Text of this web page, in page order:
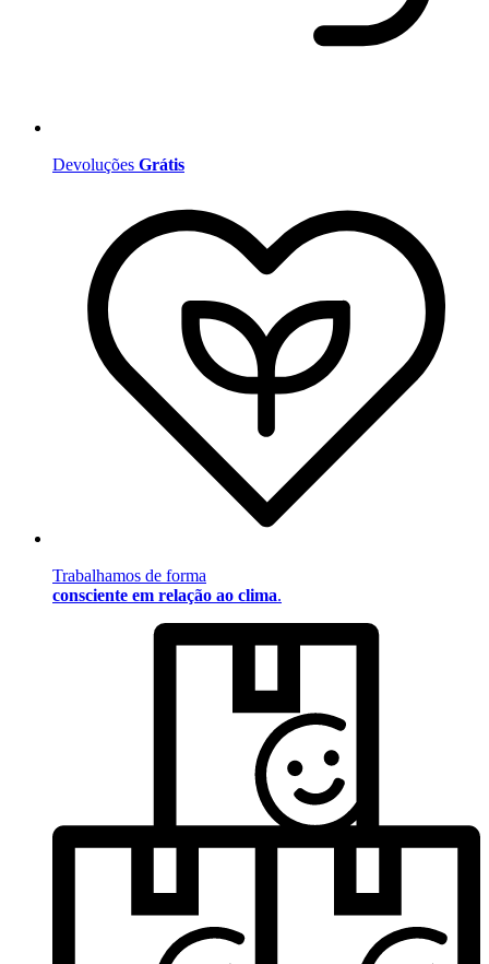
Devoluções Grátis
Trabalhamos de forma
consciente em relação ao clima.